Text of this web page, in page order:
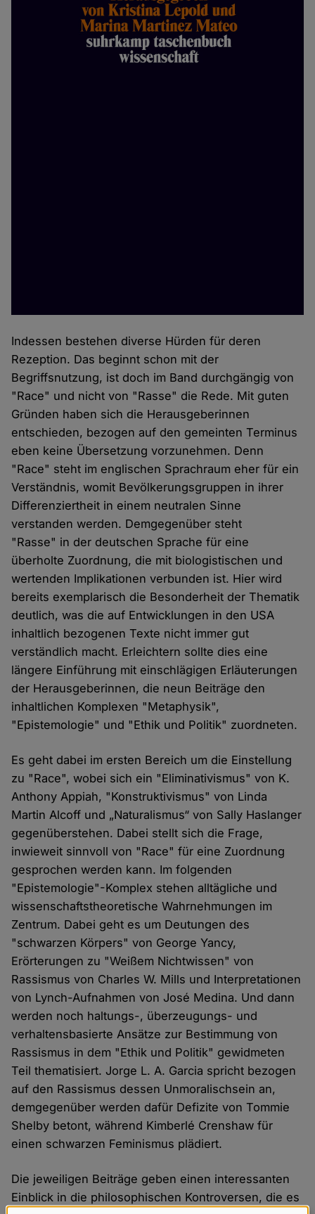
Indessen bestehen diverse Hürden für deren
Rezeption. Das beginnt schon mit der
Begriffsnutzung, ist doch im Band durchgängig von
"Race" und nicht von "Rasse" die Rede. Mit guten
Gründen haben sich die Herausgeberinnen
entschieden, bezogen auf den gemeinten Terminus
eben keine Übersetzung vorzunehmen. Denn
"Race" steht im englischen Sprachraum eher für ein
Verständnis, womit Bevölkerungsgruppen in ihrer
Differenziertheit in einem neutralen Sinne
verstanden werden. Demgegenüber steht
"Rasse" in der deutschen Sprache für eine
überholte Zuordnung, die mit biologistischen und
wertenden Implikationen verbunden ist. Hier wird
bereits exemplarisch die Besonderheit der Thematik
deutlich, was die auf Entwicklungen in den USA
inhaltlich bezogenen Texte nicht immer gut
verständlich macht. Erleichtern sollte dies eine
längere Einführung mit einschlägigen Erläuterungen
der Herausgeberinnen, die neun Beiträge den
inhaltlichen Komplexen "Metaphysik",
"Epistemologie" und "Ethik und Politik" zuordneten.
Es geht dabei im ersten Bereich um die Einstellung
zu "Race", wobei sich ein "Eliminativismus" von K.
Anthony Appiah, "Konstruktivismus" von Linda
Martin Alcoff und „Naturalismus“ von Sally Haslanger
gegenüberstehen. Dabei stellt sich die Frage,
inwieweit sinnvoll von "Race" für eine Zuordnung
gesprochen werden kann. Im folgenden
"Epistemologie"-Komplex stehen alltägliche und
wissenschaftstheoretische Wahrnehmungen im
Zentrum. Dabei geht es um Deutungen des
"schwarzen Körpers" von George Yancy,
Erörterungen zu "Weißem Nichtwissen" von
Rassismus von Charles W. Mills und Interpretationen
von Lynch-Aufnahmen von José Medina. Und dann
werden noch haltungs-, überzeugungs- und
verhaltensbasierte Ansätze zur Bestimmung von
Rassismus in dem "Ethik und Politik" gewidmeten
Teil thematisiert. Jorge L. A. Garcia spricht bezogen
auf den Rassismus dessen Unmoralischsein an,
demgegenüber werden dafür Defizite von Tommie
Shelby betont, während Kimberlé Crenshaw für
einen schwarzen Feminismus plädiert.
Die jeweiligen Beiträge geben einen interessanten
Einblick in die philosophischen Kontroversen, die es